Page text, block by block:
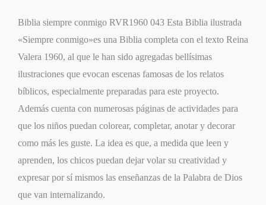
Biblia siempre conmigo RVR1960 043 Esta Biblia ilustrada
«Siempre conmigo»es una Biblia completa con el texto Reina
Valera 1960, al que le han sido agregadas bellísimas
ilustraciones que evocan escenas famosas de los relatos
bíblicos, especialmente preparadas para este proyecto.
Además cuenta con numerosas páginas de actividades para
que los niños puedan colorear, completar, anotar y decorar
como más les guste. La idea es que, a medida que leen y
aprenden, los chicos puedan dejar volar su creatividad y
expresar por sí mismos las enseñanzas de la Palabra de Dios
que van internalizando.